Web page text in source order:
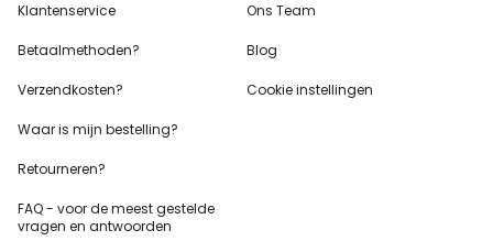
Klantenservice
Betaalmethoden?
Verzendkosten?
Waar is mijn bestelling?
Retourneren?
FAQ - voor demeest gestelde
vragen en antwoorden
Ons Team
Blog
Cookie instellingen